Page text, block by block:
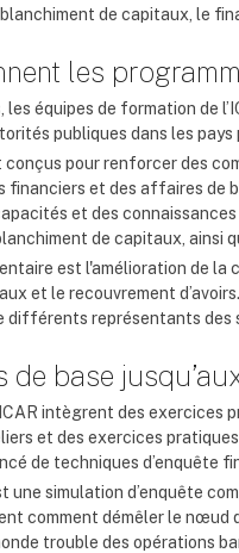
de capitaux, le
les
les équipes de formation de
publiques dans les
conçus pour renforcer des
financiers et des affaires de
et des
de capitaux, ainsi
est l'amélioration de
et le recouvrement
différents représentants des
de base
intègrent des
et des exercices
de techniques d’enquête
une simulation d’enquête
comment démêler le nœud
trouble des opérations